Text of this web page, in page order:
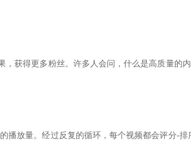
获得更多粉丝。许多人会问，什么是高质量的
播放量。经过反复的循环，每个视频都会评分-